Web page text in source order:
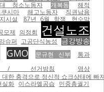
청소노동자 개복동
해적
시마 해고노동자
직권남용
시설 87년 6월 항쟁
현수막
모제 의정회 건설노조
슈퍼 고공단식농성 금강방송
GMO 문규현 신부 통과
/ 선거방침
영상
한 충격으로 정신적 쇼크상태에 빠
실화 이스라엘공습 민중총궐기